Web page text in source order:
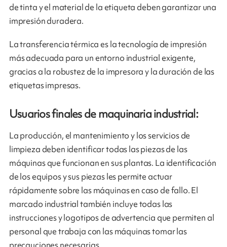
de tinta y el material de la etiqueta deben garantizar una
impresión duradera.
La transferencia térmica es la tecnología de impresión
más adecuada para un entorno industrial exigente,
gracias a la robustez de la impresora y la duración de las
etiquetas impresas.
Usuarios finales de maquinaria industrial:
La producción, el mantenimiento y los servicios de
limpieza deben identificar todas las piezas de las
máquinas que funcionan en sus plantas. La identificación
de los equipos y sus piezas les permite actuar
rápidamente sobre las máquinas en caso de fallo. El
marcado industrial también incluye todas las
instrucciones y logotipos de advertencia que permiten al
personal que trabaja con las máquinas tomar las